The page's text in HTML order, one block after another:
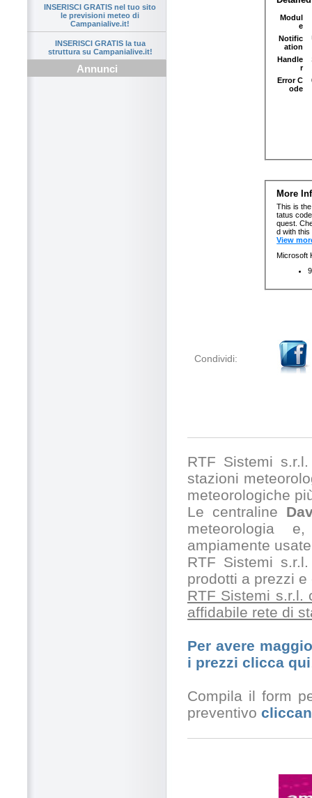
INSERISCI GRATIS nel tuo sito
le previsioni meteo di
Campanialive.it!
INSERISCI GRATIS la tua
struttura su Campanialive.it!
Annunci
Condividi:
RTF Sistemi
stazioni
meteorologiche
Le centraline
meteorologia
ampiamente
RTF Sistemi
prodotti a prezzi
RTF Sistemi s.r.l.
affidabile rete di
Per avere
i prezzi clicca qui
Compila il form
preventivo